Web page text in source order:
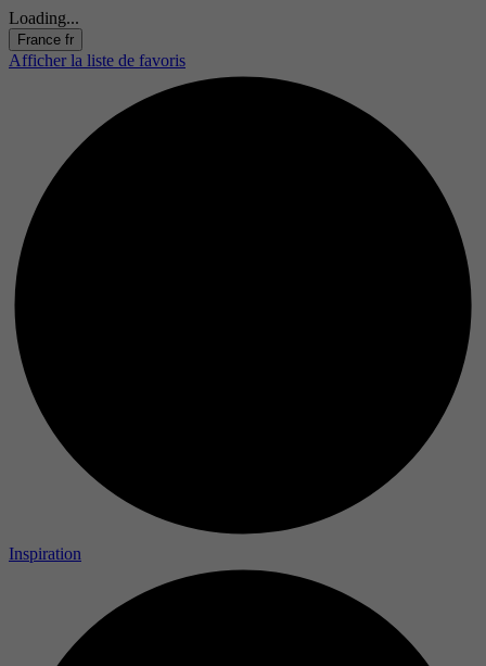
Loading...
France fr
Afficher la liste de favoris
Inspiration